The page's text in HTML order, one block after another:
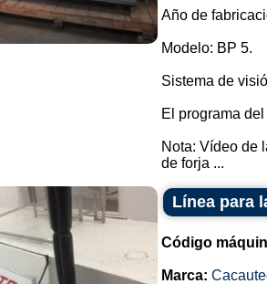
Año de
Modelo: BP 5.
Sistema de
El programa
Nota: Vídeo de
de forja ...
Línea para
Código
Marca: